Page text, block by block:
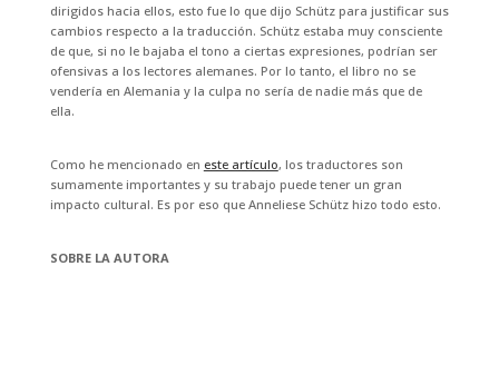
dirigidos hacia ellos, esto fue lo que dijo Schütz para justificar sus
cambios respecto a la traducción. Schütz estaba muy consciente
de que, si no le bajaba el tono a ciertas expresiones, podrían ser
ofensivas a los lectores alemanes. Por lo tanto, el libro no se
vendería en Alemania y la culpa no sería de nadie más que de
ella.
Como he mencionado en este artículo, los traductores son
sumamente importantes y su trabajo puede tener un gran
impacto cultural. Es por eso que Anneliese Schütz hizo todo esto.
SOBRE LA AUTORA